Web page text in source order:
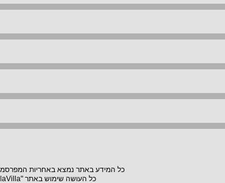
כל המידע באתר נמצא באחריות המפרסמים
כל העושה שימוש באתר "VillaVilla" אחראי למעשיו, האתר לא יהיה אחראי לתוצאות ובנוסף כל הכתוב בו הוא בגדר המלצה.